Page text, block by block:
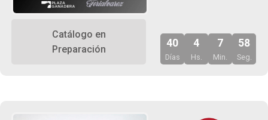
Catálogo en
Preparación
40
Días
4
Hs.
7
Min.
57
Seg.